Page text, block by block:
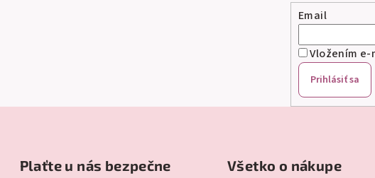
Email
Vložením
Prihlásiť sa
Plaťte u nás bezpečne Všetko o nákupe